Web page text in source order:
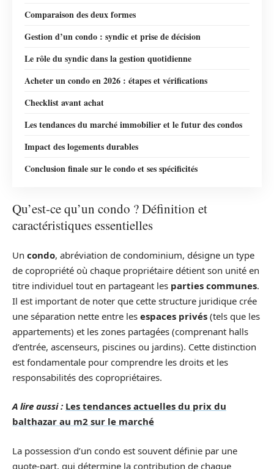
Comparaison des deux formes
Gestion d’un condo : syndic et prise de décision
Le rôle du syndic dans la gestion quotidienne
Acheter un condo en 2026 : étapes et vérifications
Checklist avant achat
Les tendances du marché immobilier et le futur des condos
Impact des logements durables
Conclusion finale sur le condo et ses spécificités
Qu’est-ce qu’un condo ? Définition et
caractéristiques essentielles
Un condo, abréviation de condominium, désigne un type
de copropriété où chaque propriétaire détient son unité en
titre individuel tout en partageant les parties communes.
Il est important de noter que cette structure juridique crée
une séparation nette entre les espaces privés (tels que les
appartements) et les zones partagées (comprenant halls
d’entrée, ascenseurs, piscines ou jardins). Cette distinction
est fondamentale pour comprendre les droits et les
responsabilités des copropriétaires.
A lire aussi : Les tendances actuelles du prix du
balthazar au m2 sur le marché
La possession d’un condo est souvent définie par une
quote-part, qui détermine la contribution de chaque